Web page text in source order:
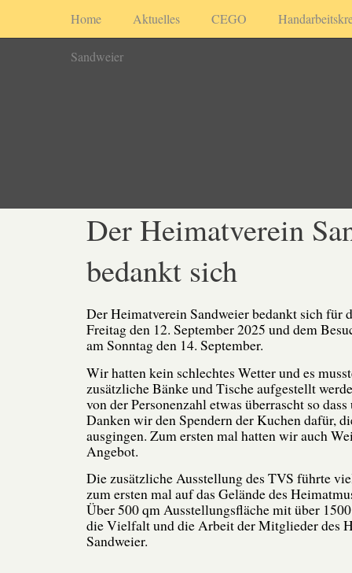
Home Aktuelles CEGO
Sandweier
Der Heimatverein
bedankt sich
Der Heimatverein Sandweier bedankt sich für
Freitag den 12. September 2025 und dem
am Sonntag den 14. September.
Wir hatten kein schlechtes Wetter und es
zusätzliche Bänke und Tische aufgestellt
von der Personenzahl etwas überrascht so
Danken wir den Spendern der Kuchen dafür,
ausgingen. Zum ersten mal hatten wir auch
Angebot.
Die zusätzliche Ausstellung des TVS führte
zum ersten mal auf das Gelände des
Über 500 qm Ausstellungsfläche mit über
die Vielfalt und die Arbeit der Mitglieder des
Sandweier.